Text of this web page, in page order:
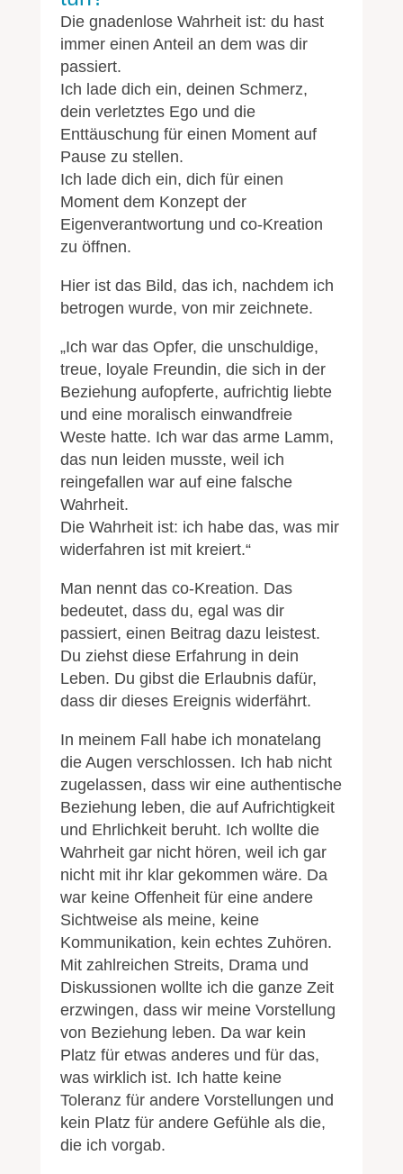
Die gnadenlose Wahrheit ist: du hast
immer einen Anteil an dem was dir
passiert.
Ich lade dich ein, deinen Schmerz,
dein verletztes Ego und die
Enttäuschung für einen Moment auf
Pause zu stellen.
Ich lade dich ein, dich für einen
Moment dem Konzept der
Eigenverantwortung und co-Kreation
zu öffnen.
Hier ist das Bild, das ich, nachdem ich
betrogen wurde, von mir zeichnete.
„Ich war das Opfer, die unschuldige,
treue, loyale Freundin, die sich in der
Beziehung aufopferte, aufrichtig liebte
und eine moralisch einwandfreie
Weste hatte. Ich war das arme Lamm,
das nun leiden musste, weil ich
reingefallen war auf eine falsche
Wahrheit.
Die Wahrheit ist: ich habe das, was mir
widerfahren ist mit kreiert.“
Man nennt das co-Kreation. Das
bedeutet, dass du, egal was dir
passiert, einen Beitrag dazu leistest.
Du ziehst diese Erfahrung in dein
Leben. Du gibst die Erlaubnis dafür,
dass dir dieses Ereignis widerfährt.
In meinem Fall habe ich monatelang
die Augen verschlossen. Ich hab nicht
zugelassen, dass wir eine authentische
Beziehung leben, die auf Aufrichtigkeit
und Ehrlichkeit beruht. Ich wollte die
Wahrheit gar nicht hören, weil ich gar
nicht mit ihr klar gekommen wäre. Da
war keine Offenheit für eine andere
Sichtweise als meine, keine
Kommunikation, kein echtes Zuhören.
Mit zahlreichen Streits, Drama und
Diskussionen wollte ich die ganze Zeit
erzwingen, dass wir meine Vorstellung
von Beziehung leben. Da war kein
Platz für etwas anderes und für das,
was wirklich ist. Ich hatte keine
Toleranz für andere Vorstellungen und
kein Platz für andere Gefühle als die,
die ich vorgab.